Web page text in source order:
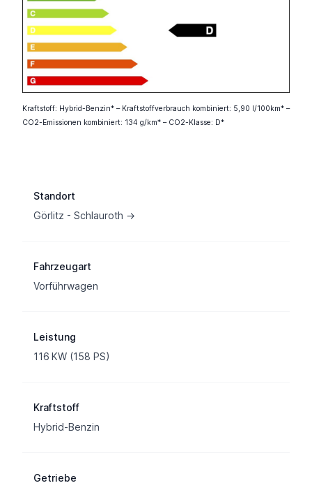
Kraftstoff: Hybrid-Benzin* – Kraftstoffverbrauch kombiniert: 5,90 l/100km* –
CO2-Emissionen kombiniert: 134 g/km* – CO2-Klasse: D*
Standort
Görlitz - Schlauroth →
Fahrzeugart
Vorführwagen
Leistung
116 KW (158 PS)
Kraftstoff
Hybrid-Benzin
Getriebe